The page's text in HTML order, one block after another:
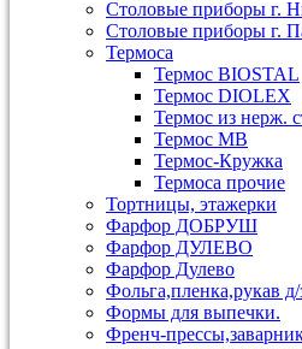
Столовые приборы г.
Столовые приборы г.
Термоса
Термос BIOSTAL
Термос DIOLEX
Термос из нерж.
Термос МВ
Термос-Кружка
Термоса прочие
Тортницы, этажерки
Фарфор ДОБРУШ
Фарфор ДУЛЕВО
Фарфор Дулево
Фольга,пленка,рукав д/
Формы для выпечки.
Френч-